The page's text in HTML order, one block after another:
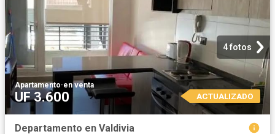
4 fotos
Apartamento·en venta
UF 3.600 ACTUALIZADO
Departamento en Valdivia